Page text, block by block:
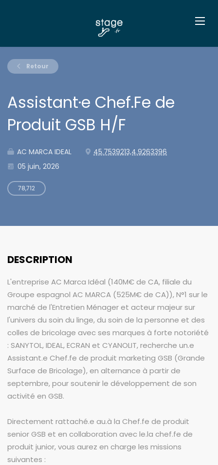
Retour
Assistant·e Chef.Fe de
Produit GSB H/F
AC MARCA IDEAL
45.7539213,4.9263396
05 juin, 2026
78,712
DESCRIPTION
L'entreprise AC Marca Idéal (140M€ de CA, filiale du
Groupe espagnol AC MARCA (525M€ de CA)), N°1 sur le
marché de l'Entretien Ménager et acteur majeur sur
l'univers du soin du linge, du soin de la personne et des
colles de bricolage avec ses marques à forte notoriété
: SANYTOL, IDEAL, ECRAN et CYANOLIT, recherche un.e
Assistant.e Chef.fe de produit marketing GSB (Grande
Surface de Bricolage), en alternance à partir de
septembre, pour soutenir le développement de son
activité en GSB.
Directement rattaché.e au.à la Chef.fe de produit
senior GSB et en collaboration avec le.la chef.fe de
produit junior, vous aurez en charge les missions
suivantes :